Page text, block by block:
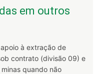
em outros
à extração de
contrato (divisão 09) e
quando não